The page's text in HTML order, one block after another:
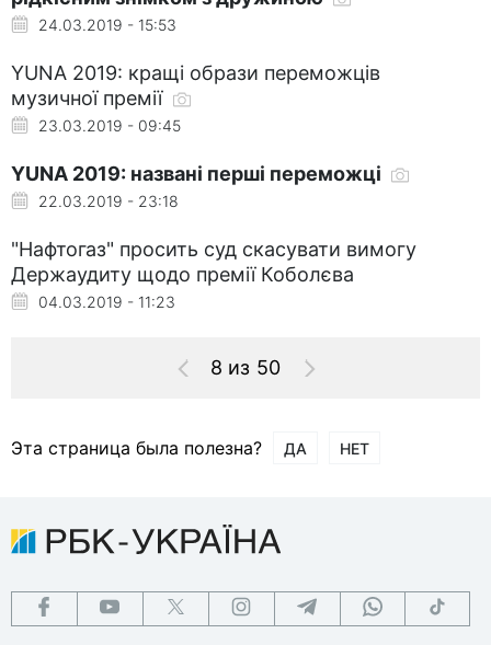
24.03.2019 - 15:53
YUNA 2019: кращі образи переможців
музичної премії
23.03.2019 - 09:45
YUNA 2019: названі перші переможці
22.03.2019 - 23:18
"Нафтогаз" просить суд скасувати вимогу
Держаудиту щодо премії Коболєва
04.03.2019 - 11:23
8 из 50
Эта страница была полезна? ДА НЕТ